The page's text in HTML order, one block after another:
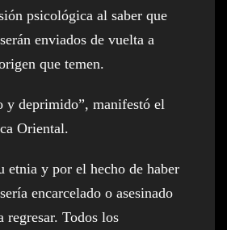
psicológica al saber que
enviados de vuelta a
que temen.
y deprimido”, manifestó el
Oriental.
etnia y por el hecho de haber
encarcelado o asesinado
regresar. Todos los